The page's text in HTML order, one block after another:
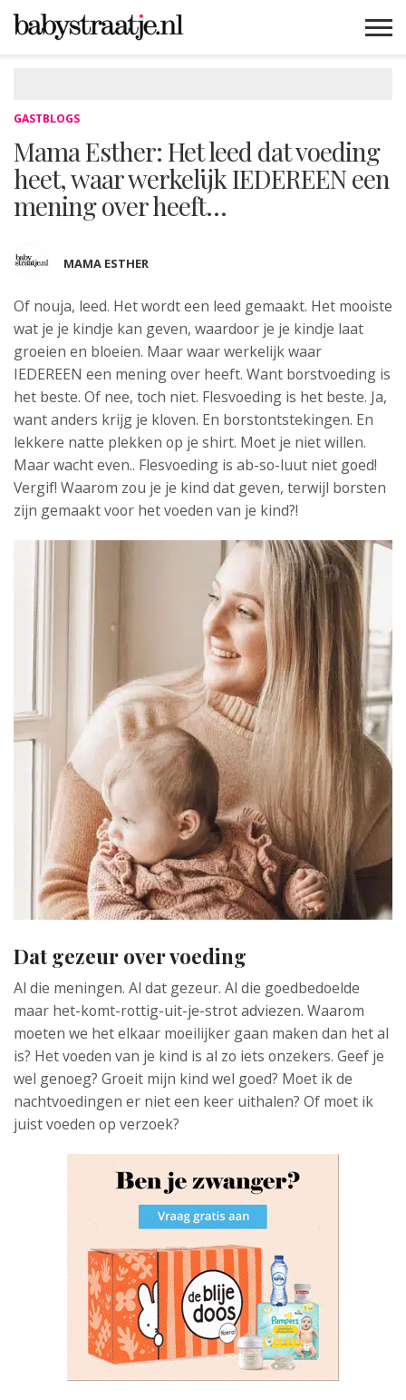
GASTBLOGS
Mama Esther: Het leed dat voeding
heet, waar werkelijk IEDEREEN een
mening over heeft…
MAMA ESTHER
Of nouja, leed. Het wordt een leed gemaakt. Het mooiste
wat je je kindje kan geven, waardoor je je kindje laat
groeien en bloeien. Maar waar werkelijk waar
IEDEREEN een mening over heeft. Want borstvoeding is
het beste. Of nee, toch niet. Flesvoeding is het beste. Ja,
want anders krijg je kloven. En borstontstekingen. En
lekkere natte plekken op je shirt. Moet je niet willen.
Maar wacht even.. Flesvoeding is ab-so-luut niet goed!
Vergif! Waarom zou je je kind dat geven, terwijl borsten
zijn gemaakt voor het voeden van je kind?!
Dat gezeur over voeding
Al die meningen. Al dat gezeur. Al die goedbedoelde
maar het-komt-rottig-uit-je-strot adviezen. Waarom
moeten we het elkaar moeilijker gaan maken dan het al
is? Het voeden van je kind is al zo iets onzekers. Geef je
wel genoeg? Groeit mijn kind wel goed? Moet ik de
nachtvoedingen er niet een keer uithalen? Of moet ik
juist voeden op verzoek?